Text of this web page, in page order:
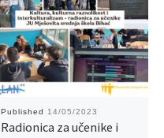
Published 14/05/2023
Radionica za učenike i